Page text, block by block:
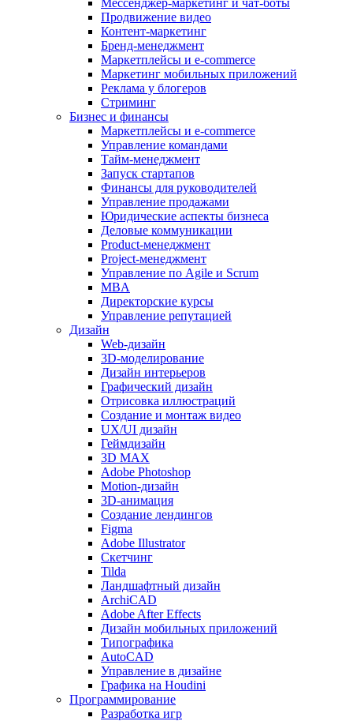
Мессенджер-маркетинг и чат-боты
Продвижение видео
Контент-маркетинг
Бренд-менеджмент
Маркетплейсы и e-commerce
Маркетинг мобильных приложений
Реклама у блогеров
Стриминг
Бизнес и финансы
Маркетплейсы и e-commerce
Управление командами
Тайм-менеджмент
Запуск стартапов
Финансы для руководителей
Управление продажами
Юридические аспекты бизнеса
Деловые коммуникации
Product-менеджмент
Project-менеджмент
Управление по Agile и Scrum
MBA
Директорские курсы
Управление репутацией
Дизайн
Web-дизайн
3D-моделирование
Дизайн интерьеров
Графический дизайн
Отрисовка иллюстраций
Создание и монтаж видео
UX/UI дизайн
Геймдизайн
3D MAX
Adobe Photoshop
Motion-дизайн
3D-анимация
Создание лендингов
Figma
Adobe Illustrator
Скетчинг
Tilda
Ландшафтный дизайн
ArchiCAD
Adobe After Effects
Дизайн мобильных приложений
Типографика
AutoCAD
Управление в дизайне
Графика на Houdini
Программирование
Разработка игр